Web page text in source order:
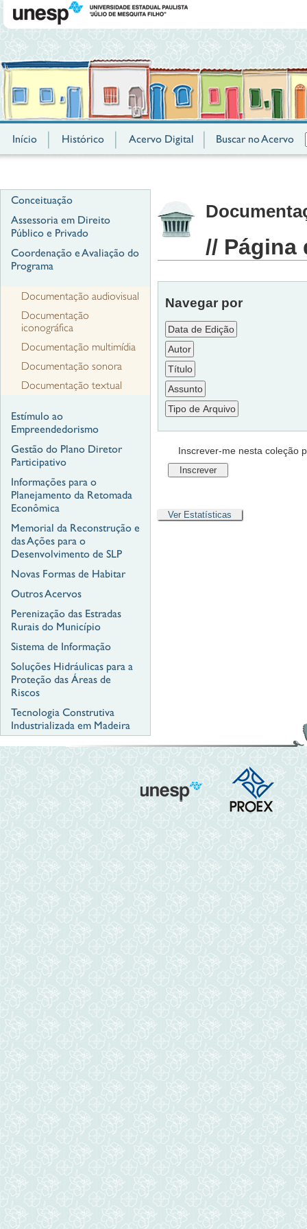
Conceituação
Assessoria em Direito
Público e Privado
Coordenação e Avaliação do
Programa
Documentação audiovisual
Documentação
iconográfica
Documentação multimídia
Documentação sonora
Documentação textual
Estímulo ao
Empreendedorismo
Gestão do Plano Diretor
Participativo
Informações para o
Planejamento da Retomada
Econômica
Memorial da Reconstrução e
das Ações para o
Desenvolvimento de SLP
Novas Formas de Habitar
Outros Acervos
Perenização das Estradas
Rurais do Município
Sistema de Informação
Soluções Hidráulicas para a
Proteção das Áreas de
Riscos
Tecnologia Construtiva
Industrializada em Madeira
// Página
Navegar por
Inscrever-me nesta coleção
Ver Estatísticas
Início Histórico Acervo Digital Buscar no Acervo